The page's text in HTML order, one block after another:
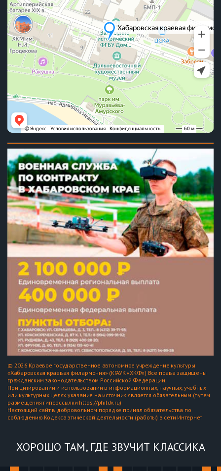
© 2026 Краевое государственное автономное учреждение культуры
«Хабаровская краевая филармония» (КГАУК «ХКФ») Все права защищены
гражданским законодательством Российской Федерации.
При цитировании и использовании в информационных, научных, учебных
или культурных целях указание на источник является обязательным (путем
размещения гиперссылки https://phildv.ru)
Настоящий сайт в добровольном порядке принял обязательства по
соблюдению Кодекса этической деятельности (работы) в сети Интернет
ХОРОШО ТАМ, ГДЕ ЗВУЧИТ КЛАССИКА